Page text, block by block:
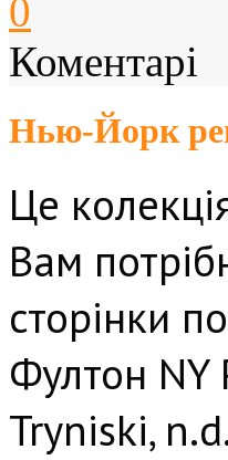
0
Коментарі
Нью-Йорк
Це
Вам
сторінки
Фултон NY
Tryniski,